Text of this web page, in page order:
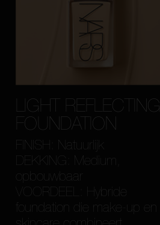
LIGHT REFLECTING
FOUNDATION
FINISH: Natuurlijk
DEKKING: Medium,
opbouwbaar
VOORDEEL: Hybride
foundation die make-up en